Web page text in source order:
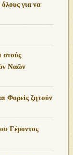
για να
στούς
Ναῶν
Φορείς ζητούν
Γέροντος